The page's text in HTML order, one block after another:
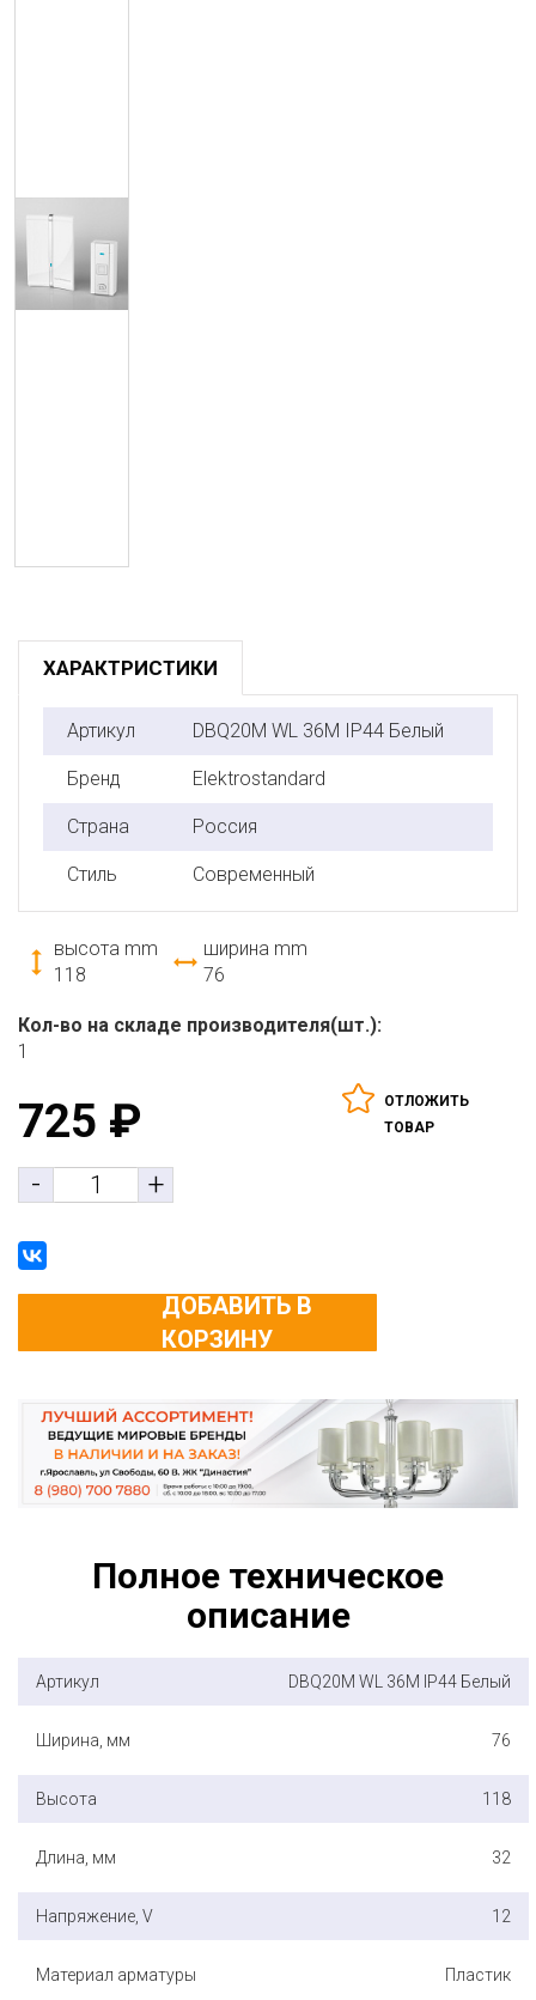
ХАРАКТРИСТИКИ
Артикул DBQ20M WL 36M IP44 Белый
Бренд Elektrostandard
Страна Россия
Стиль Современный
высота mm
118
ширина mm
76
Кол-во на складе производителя(шт.):
1
725 ₽
- +
ОТЛОЖИТЬ
ТОВАР
ДОБАВИТЬ В
КОРЗИНУ
Полное техническое
описание
Артикул DBQ20M WL 36M IP44 Белый
Ширина, мм 76
Высота 118
Длина, мм 32
Напряжение, V 12
Материал арматуры Пластик